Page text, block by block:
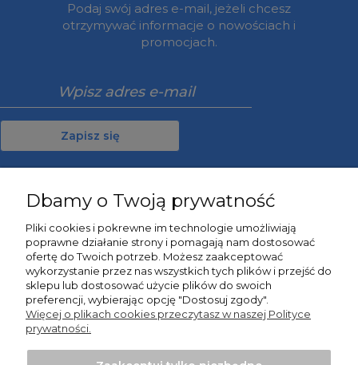
Podaj swój adres e-mail, jeżeli chcesz
otrzymywać informacje o nowościach i
promocjach.
Zapisz się
Informacje
O nas
Dbamy o Twoją prywatność
Pliki cookies i pokrewne im technologie umożliwiają
poprawne działanie strony i pomagają nam dostosować
ofertę do Twoich potrzeb. Możesz zaakceptować
wykorzystanie przez nas wszystkich tych plików i przejść do
sklepu lub dostosować użycie plików do swoich
preferencji, wybierając opcję "Dostosuj zgody".
Więcej o plikach cookies przeczytasz w naszej Polityce
prywatności.